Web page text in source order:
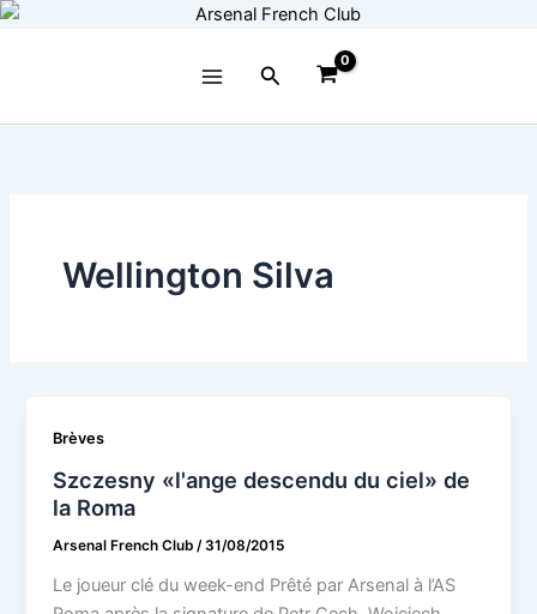
Aller
Rechercher
Wellington Silva
Brèves
Szczesny «l'ange descendu du ciel» de
la Roma
Arsenal French Club/31/08/2015
Le joueur clé du week-end Prêté par Arsenal à l’AS